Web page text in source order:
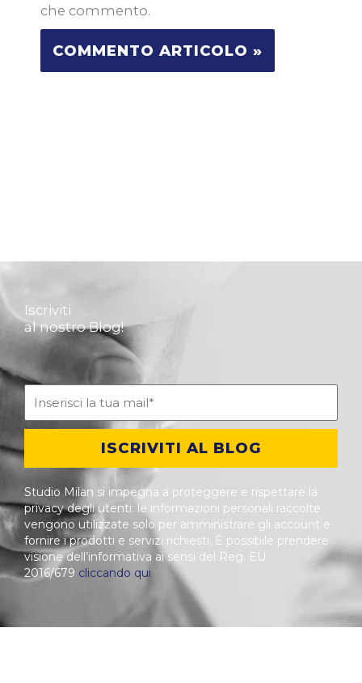
che commento.
Iscriviti
al nostro Blog!
ISCRIVITI AL BLOG
Studio Milan si impegna a proteggere e rispettare la
privacy degli utenti: le informazioni personali raccolte
vengono utilizzate solo per amministrare gli account e
fornire i prodotti e servizi richiesti. È possibile prendere
visione dell’informativa ai sensi del Reg. EU
2016/679 cliccando qui